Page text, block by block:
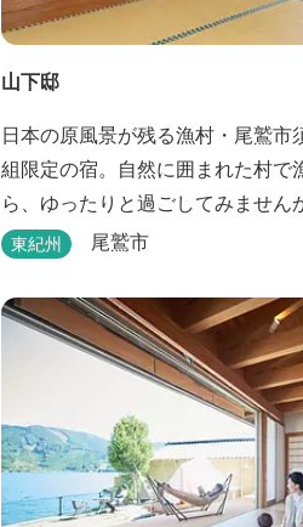
山下邸
日本の原風景が残る漁村・尾鷲市
組限定の宿。自然に囲まれた村で
ら、ゆったりと過ごしてみません
り船などの体験ができます。
東紀州 尾鷲市